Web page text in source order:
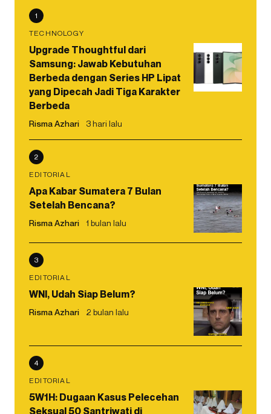
1
TECHNOLOGY
Upgrade Thoughtful dari
Samsung: Jawab Kebutuhan
Berbeda dengan Series HP Lipat
yang Dipecah Jadi Tiga Karakter
Berbeda
Risma Azhari 3 hari lalu
2
EDITORIAL
Apa Kabar Sumatera 7 Bulan
Setelah Bencana?
Risma Azhari 1 bulan lalu
3
EDITORIAL
WNI, Udah Siap Belum?
Risma Azhari 2 bulan lalu
4
EDITORIAL
5W1H: Dugaan Kasus Pelecehan
Seksual 50 Santriwati di